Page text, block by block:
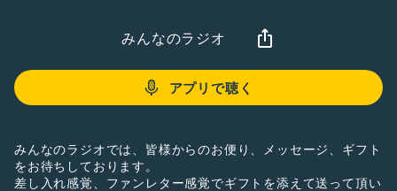
みんなのラジオ
アプリで聴く
みんなのラジオでは、皆様からのお便り、メッセージ、ギフト
をお待ちしております。
差し入れ感覚、ファンレター感覚でギフトを添えて送って頂い